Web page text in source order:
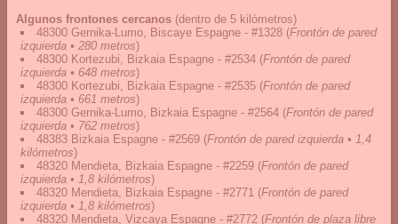
Algunos frontones cercanos (dentro de 5 kilómetros)
48300 Gernika-Lumo, Biscaye Espagne - #1328 (Frontón de pared
izquierda • 280 metros)
48300 Kortezubi, Bizkaia Espagne - #2534 (Frontón de pared
izquierda • 648 metros)
48300 Kortezubi, Bizkaia Espagne - #2535 (Frontón de pared
izquierda • 661 metros)
48300 Gernika-Lumo, Bizkaia Espagne - #2564 (Frontón de pared
izquierda • 762 metros)
48383 Bizkaia Espagne - #2569 (Frontón de pared izquierda • 1,4
kilómetros)
48320 Mendieta, Bizkaia Espagne - #2259 (Frontón de pared
izquierda • 1,8 kilómetros)
48320 Mendieta, Bizkaia Espagne - #2771 (Frontón de pared
izquierda • 1,8 kilómetros)
48320 Mendieta, Vizcaya Espagne - #2772 (Frontón de plaza libre